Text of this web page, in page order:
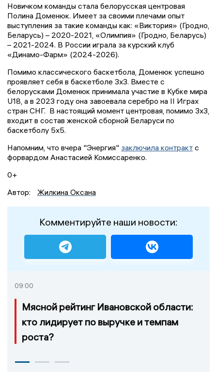
Новичком команды стала белорусская центровая
Полина Доменюк. Имеет за своими плечами опыт
выступления за такие команды как: «Виктория» (Гродно,
Беларусь) – 2020-2021, «Олимпия» (Гродно, Беларусь)
– 2021-2024. В России играла за курский клуб
«Динамо-Фарм» (2024-2026).
Помимо классического баскетбола, Доменюк успешно
проявляет себя в баскетболе 3x3. Вместе с
белорусками Доменюк принимала участие в Кубке мира
U18, а в 2023 году она завоевала серебро на II Играх
стран СНГ. В настоящий момент центровая, помимо 3x3,
входит в состав женской сборной Беларуси по
баскетболу 5x5.
Напомним, что вчера "Энергия" заключила контракт с
форвардом Анастасией Комиссаренко.
0+
Автор:
Жилкина Оксана
Комментируйте наши новости:
09:00
Мясной рейтинг Ивановской области:
кто лидирует по выручке и темпам
роста?